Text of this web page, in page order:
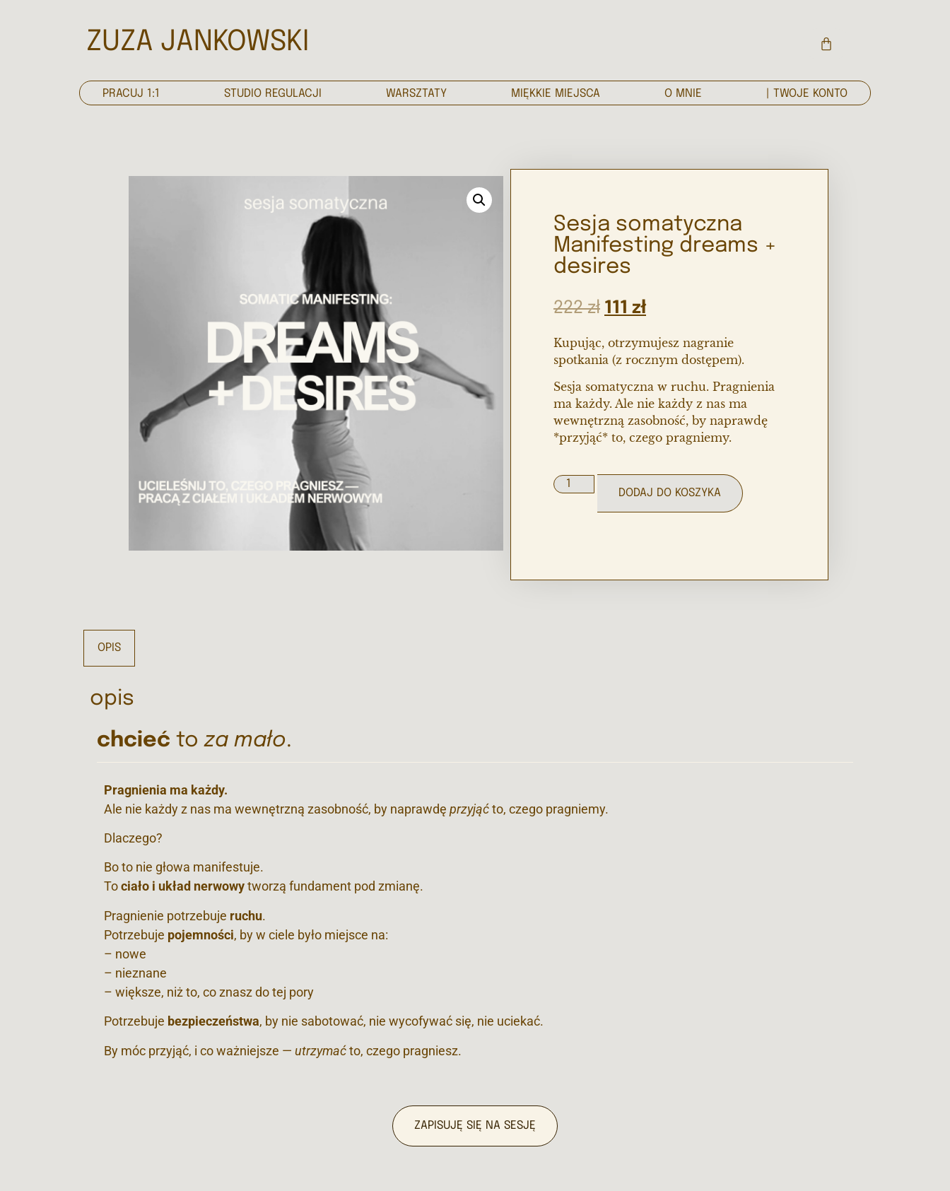
ZUZA JANKOWSKI
PRACUJ 1:1 STUDIO REGULACJI WARSZTATY MIĘKKIE MIEJSCA O MNIE | TWOJE KONTO
Sesja somatyczna
Manifesting dreams +
desires
222zł 111 zł
Kupując, otrzymujesz nagranie
spotkania (z rocznym dostępem).
Sesja somatyczna w ruchu. Pragnienia
ma każdy. Ale nie każdy z nas ma
wewnętrzną zasobność, by naprawdę
*przyjąć* to, czego pragniemy.
DODAJ DO KOSZYKA
OPIS
opis
chcieć toza mało.
Pragnienia ma każdy.
Ale nie każdy z nas ma wewnętrzną zasobność, by naprawdę przyjąćto, czego pragniemy.
Dlaczego?
Bo to nie głowa manifestuje.
Tociało i układ nerwowytworzą fundament pod zmianę.
Pragnienie potrzebuje ruchu.
Potrzebuje pojemności, by w ciele było miejsce na:
– nowe
– nieznane
– większe, niż to, co znasz do tej pory
Potrzebuje bezpieczeństwa, by nie sabotować, nie wycofywać się, nie uciekać.
By móc przyjąć, i co ważniejsze — utrzymaćto, czego pragniesz.
ZAPISUJĘ SIĘ NA SESJĘ